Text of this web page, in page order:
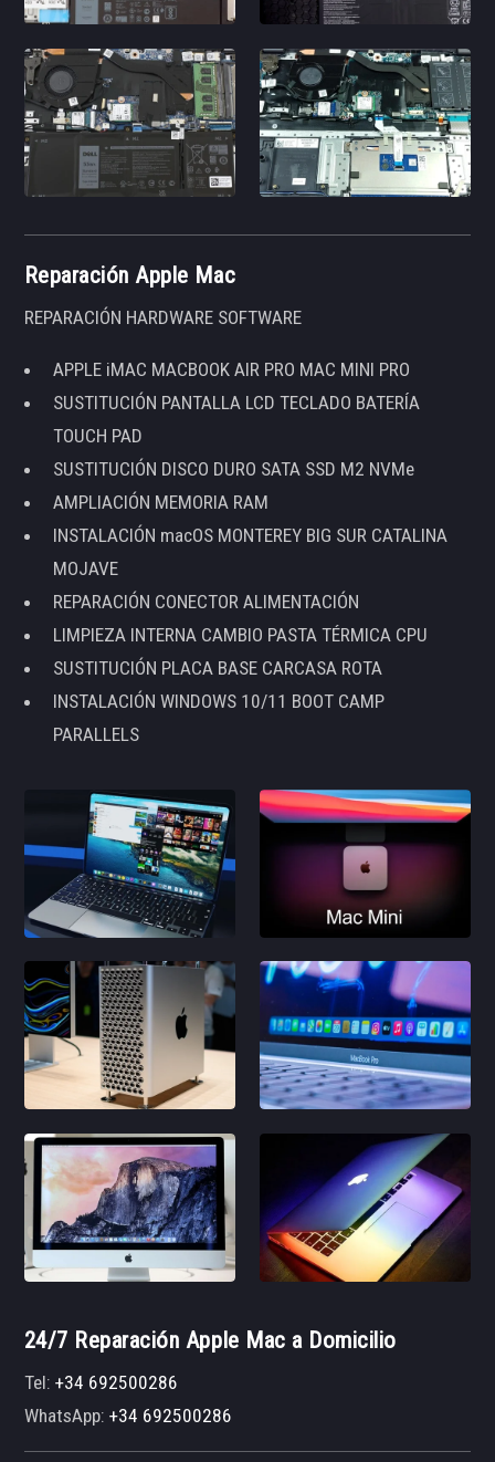
Reparación Apple Mac
REPARACIÓN HARDWARE SOFTWARE
APPLE iMAC MACBOOK AIR PRO MAC MINI PRO
SUSTITUCIÓN PANTALLA LCD TECLADO BATERÍA
TOUCH PAD
SUSTITUCIÓN DISCO DURO SATA SSD M2 NVMe
AMPLIACIÓN MEMORIA RAM
INSTALACIÓN macOS MONTEREY BIG SUR CATALINA
MOJAVE
REPARACIÓN CONECTOR ALIMENTACIÓN
LIMPIEZA INTERNA CAMBIO PASTA TÉRMICA CPU
SUSTITUCIÓN PLACA BASE CARCASA ROTA
INSTALACIÓN WINDOWS 10/11 BOOT CAMP
PARALLELS
24/7 Reparación Apple Mac a Domicilio
Tel:+34 692500286
WhatsApp:+34 692500286